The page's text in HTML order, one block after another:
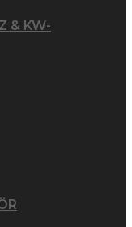
& KW-